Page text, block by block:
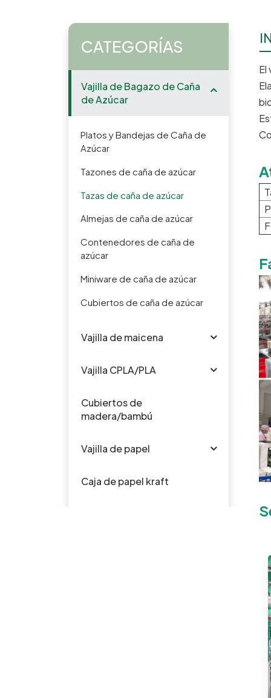
El
CATEGORÍAS
Vajilla de Bagazo de Caña
de Azúcar
Platos y Bandejas de Caña de
Azúcar
Tazones de caña de azúcar
Tazas de caña de azúcar
Almejas de caña de azúcar
Contenedores de caña de
azúcar
Miniware de caña de azúcar
Cubiertos de caña de azúcar
Vajilla de maicena
Vajilla CPLA/PLA
Cubiertos de
madera/bambú
Vajilla de papel
Caja de papel kraft